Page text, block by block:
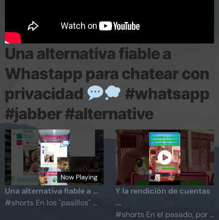
Una alternativa fiable a
Whastapp para chatear con
privacidad
#whatsapp
#jabber #alternative
Now Playing
Una alternativa fiable a ...
#shorts En los "pasillos" ...
Y la rendición de cuentas
...
#shorts En el pasado, por ...